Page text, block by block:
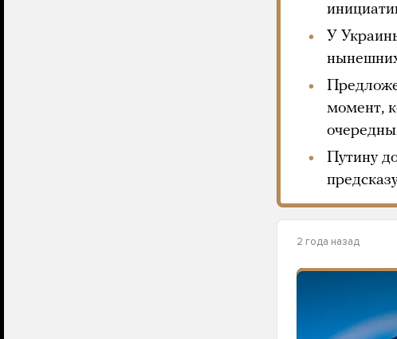
У
момент,
Путину
2 года назад